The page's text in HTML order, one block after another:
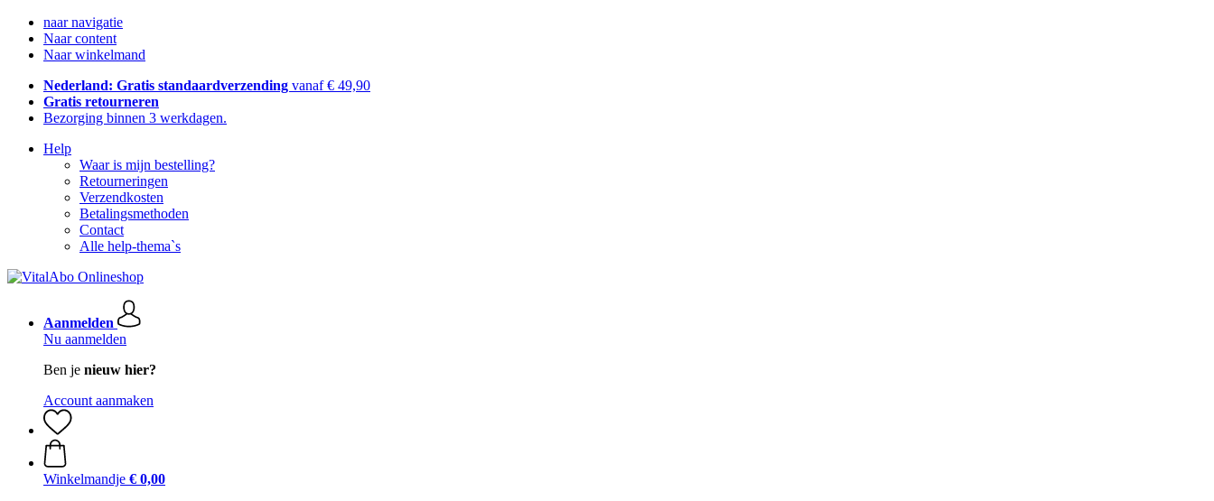
naar navigatie
Naar content
Naar winkelmand
Nederland: Gratis standaardverzending vanaf € 49,90
Gratis retourneren
Bezorging binnen 3 werkdagen.
Help
Waar is mijn bestelling?
Retourneringen
Verzendkosten
Betalingsmethoden
Contact
Alle help-thema`s
Aanmelden
Nu aanmelden
Ben je nieuw hier?
Account aanmaken
Winkelmandje € 0,00